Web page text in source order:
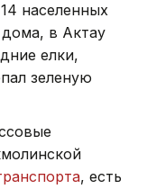
населенных
в Актау
елки,
зеленую
, есть